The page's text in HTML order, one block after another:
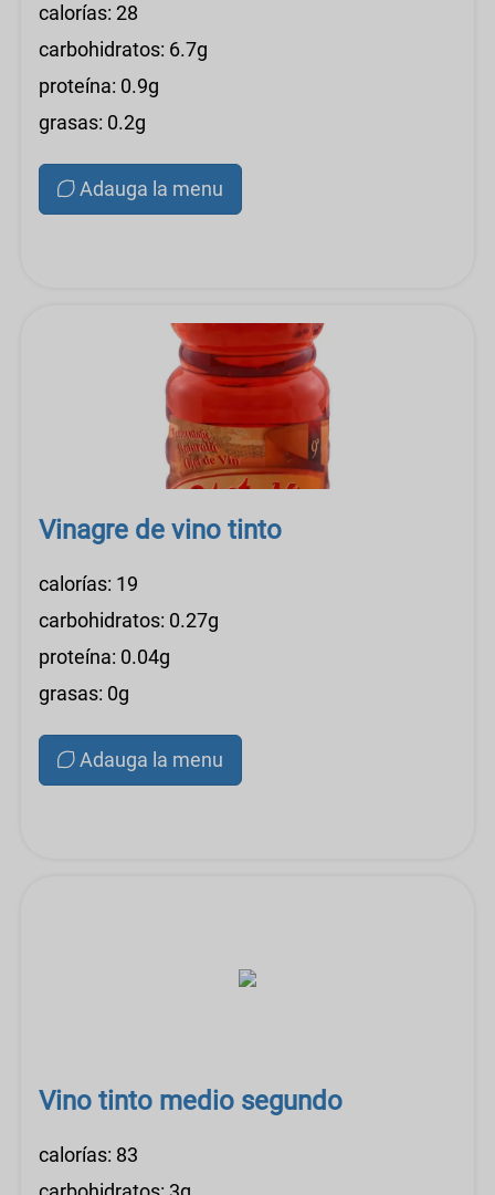
calorías: 28
carbohidratos: 6.7g
proteína: 0.9g
grasas: 0.2g
Adauga la menu
Vinagre de vino tinto
calorías: 19
carbohidratos: 0.27g
proteína: 0.04g
grasas: 0g
Adauga la menu
Vino tinto medio segundo
calorías: 83